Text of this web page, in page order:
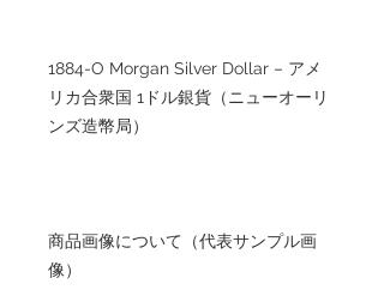
1884-O Morgan Silver Dollar – アメ
リカ合衆国 1ドル銀貨（ニューオーリ
ンズ造幣局）
商品画像について（代表サンプル画
像）